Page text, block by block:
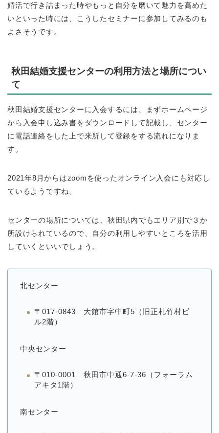
婚活で行き詰まった時やもっと自分を磨いて魅力を高めた
いといった時には、こうしたセミナーに参加してみるのも
よさそうです。
秋田結婚支援センターの利用方法と場所につい
て
秋田結婚支援センターに入会するには、まずホームページ
から入会申し込み書をダウンロードして記載し、センター
に電話連絡をした上で来所して登録をする流れになりま
す。
2021年8月からはzoomを使ったオンライン入会にも対応し
ているようですね。
センターの場所については、秋田県内でもエリア別で３か
所設けられているので、自分の利用しやすいところを活用
していくといいでしょう。
北センター
〒017-0843 大館市字中町5（旧正札竹村ビ
ル2階）
中央センター
〒010-0001 秋田市中通6-7-36（フォーラム
アキタ1階）
南センター